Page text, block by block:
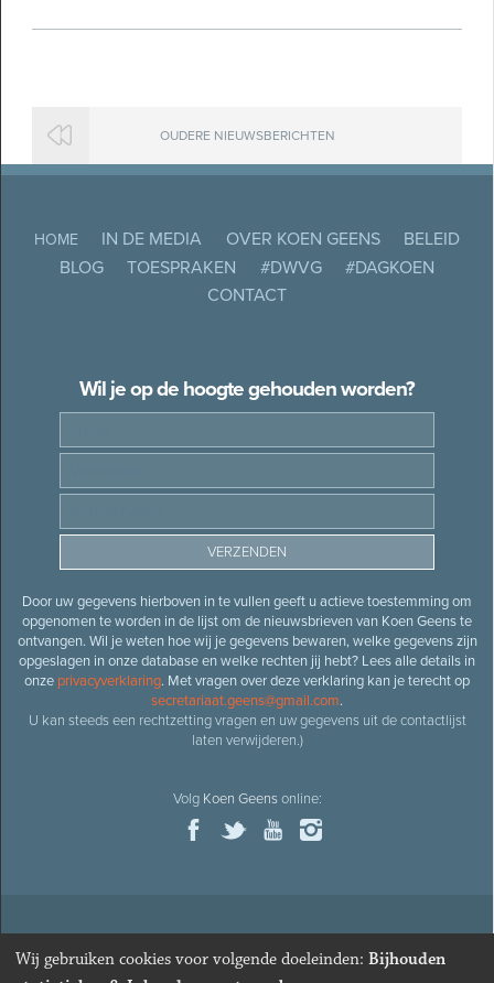
OUDERE NIEUWSBERICHTEN
HOME IN DE MEDIA OVER KOEN GEENS
BELEID
BLOG
TOESPRAKEN #DWVG
#DAGKOEN
CONTACT
Wil je op de hoogte gehouden worden?
Door uw gegevens hierboven in te vullen geeft u actieve toestemming om
opgenomen te worden in de lijst om de nieuwsbrieven van Koen Geens te
ontvangen. Wil je weten hoe wij je gegevens bewaren, welke gegevens zijn
opgeslagen in onze database en welke rechten jij hebt? Lees alle details in
onze privacyverklaring. Met vragen over deze verklaring kan je terecht op
secretariaat.geens@gmail.com.
U kan steeds een rechtzetting vragen en uw gegevens uit de contactlijst
laten verwijderen.)
Volg Koen Geensonline:
© 2026Oud-minister en ere-volksvertegenwoordiger Koen
· Alle rechten voorbehouden · Cookies wijzigen
Wij gebruiken cookies voor volgende doeleinden: Bijhouden